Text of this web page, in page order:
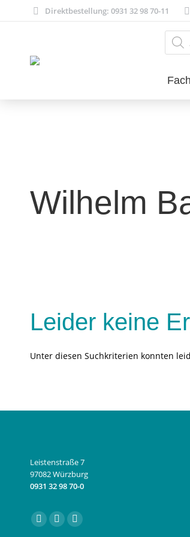
Direktbestellung: 0931 32 98 70-11
search
Wilhelm
Leider keine
Unter diesen Suchkriterien konnten
Leistenstraße 7
97082 Würzburg
0931 32 98 70-0
Finden Sie uns auf:
FacebookInstagram
E-